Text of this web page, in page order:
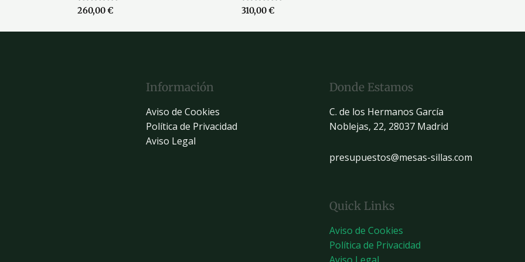
Valorado
con
de
260,00€
Valorado
con
de
310,00€
Información
Aviso de Cookies
Política de Privacidad
Aviso Legal
Donde Estamos
C. de los Hermanos García
Noblejas, 22, 28037 Madrid
presupuestos@mesas-sillas.com
Quick Links
Aviso de Cookies
Política de Privacidad